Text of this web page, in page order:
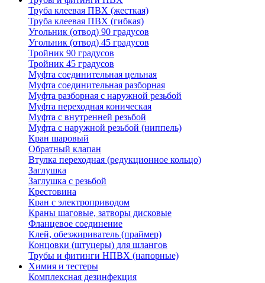
Труба клеевая ПВХ (жесткая)
Труба клеевая ПВХ (гибкая)
Угольник (отвод) 90 градусов
Угольник (отвод) 45 градусов
Тройник 90 градусов
Тройник 45 градусов
Муфта соединительная цельная
Муфта соединительная разборная
Муфта разборная с наружной резьбой
Муфта переходная коническая
Муфта с внутренней резьбой
Муфта с наружной резьбой (ниппель)
Кран шаровый
Обратный клапан
Втулка переходная (редукционное кольцо)
Заглушка
Заглушка с резьбой
Крестовина
Кран с электроприводом
Краны шаговые, затворы дисковые
Фланцевое соединение
Клей, обезжириватель (праймер)
Концовки (штуцеры) для шлангов
Трубы и фитинги НПВХ (напорные)
Химия и тестеры
Комплексная дезинфекция